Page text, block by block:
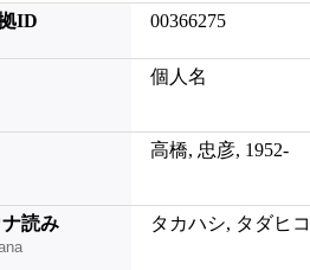
ID 00366275
個人名
高橋, 忠彦, 1952-
読み タカハシ, タダヒ